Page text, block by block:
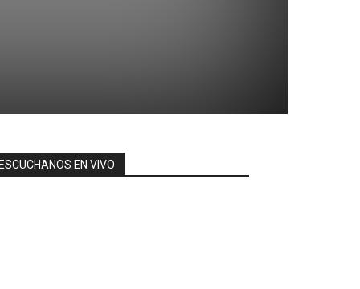
ESCUCHANOS EN VIVO